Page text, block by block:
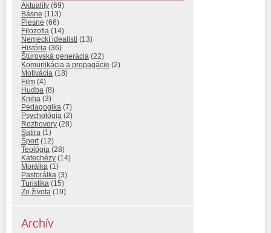
Aktuality (69)
Básne (113)
Piesne (66)
Filozofia (14)
Nemeckí idealisti (13)
História (36)
Štúrovská generácia (22)
Komunikácia a propagácie (2)
Motivácia (18)
Film (4)
Hudba (8)
Kniha (3)
Pedagogika (7)
Psychológia (2)
Rozhovory (28)
Satira (1)
Šport (12)
Teológia (28)
Katechézy (14)
Morálka (1)
Pastorálka (3)
Turistika (15)
Zo života (19)
Archív